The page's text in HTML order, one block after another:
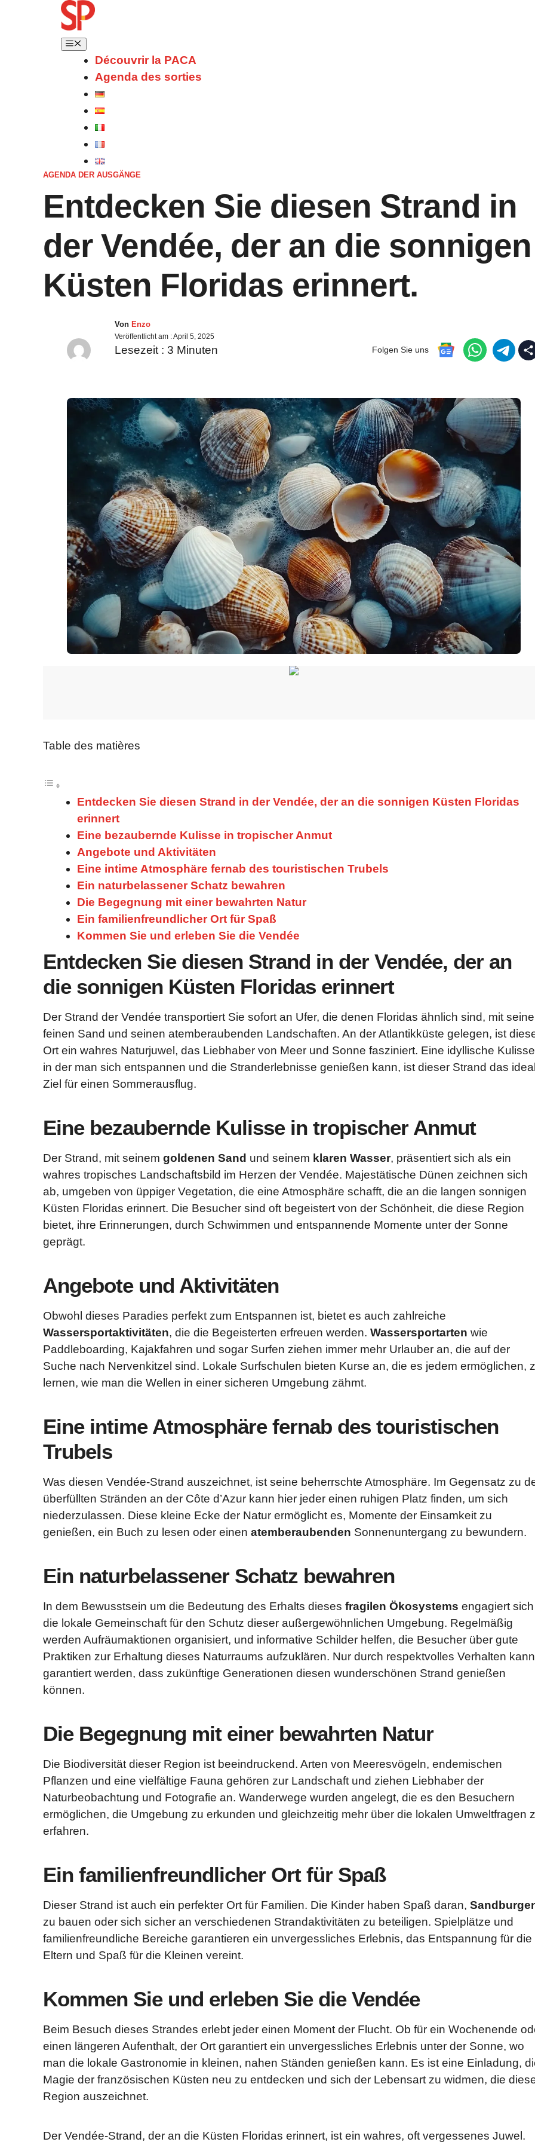
Découvrir la PACA
Agenda des sorties
AGENDA DER AUSGÄNGE
Entdecken Sie diesen Strand in
der Vendée, der an die sonnigen
Küsten Floridas erinnert.
Von Enzo
Veröffentlicht am :April 5, 2025
Lesezeit : 3 Minuten Folgen Sie uns
Table des matières
Entdecken Sie diesen Strand in der Vendée, der an die sonnigen Küsten Floridas
erinnert
Eine bezaubernde Kulisse in tropischer Anmut
Angebote und Aktivitäten
Eine intime Atmosphäre fernab des touristischen Trubels
Ein naturbelassener Schatz bewahren
Die Begegnung mit einer bewahrten Natur
Ein familienfreundlicher Ort für Spaß
Kommen Sie und erleben Sie die Vendée
Entdecken Sie diesen Strand in der Vendée, der an
die sonnigen Küsten Floridas erinnert
Der Strand der Vendée transportiert Sie sofort an Ufer, die denen Floridas ähnlich sind, mit
feinen Sand und seinen atemberaubenden Landschaften. An der Atlantikküste gelegen, ist
Ort ein wahres Naturjuwel, das Liebhaber von Meer und Sonne fasziniert. Eine idyllische
in der man sich entspannen und die Stranderlebnisse genießen kann, ist dieser Strand das
Ziel für einen Sommerausflug.
Eine bezaubernde Kulisse in tropischer Anmut
Der Strand, mit seinem goldenen Sand und seinem klaren Wasser, präsentiert sich als ein
wahres tropisches Landschaftsbild im Herzen der Vendée. Majestätische Dünen zeichnen sich
ab, umgeben von üppiger Vegetation, die eine Atmosphäre schafft, die an die langen sonnigen
Küsten Floridas erinnert. Die Besucher sind oft begeistert von der Schönheit, die diese Region
bietet, ihre Erinnerungen, durch Schwimmen und entspannende Momente unter der Sonne
geprägt.
Angebote und Aktivitäten
Obwohl dieses Paradies perfekt zum Entspannen ist, bietet es auch zahlreiche
Wassersportaktivitäten, die die Begeisterten erfreuen werden. Wassersportarten wie
Paddleboarding, Kajakfahren und sogar Surfen ziehen immer mehr Urlauber an, die auf der
Suche nach Nervenkitzel sind. Lokale Surfschulen bieten Kurse an, die es jedem ermöglichen,
lernen, wie man die Wellen in einer sicheren Umgebung zähmt.
Eine intime Atmosphäre fernab des touristischen
Trubels
Was diesen Vendée-Strand auszeichnet, ist seine beherrschte Atmosphäre. Im Gegensatz zu
überfüllten Stränden an der Côte d’Azur kann hier jeder einen ruhigen Platz finden, um sich
niederzulassen. Diese kleine Ecke der Natur ermöglicht es, Momente der Einsamkeit zu
genießen, ein Buch zu lesen oder einen atemberaubenden Sonnenuntergang zu bewundern.
Ein naturbelassener Schatz bewahren
In dem Bewusstsein um die Bedeutung des Erhalts dieses fragilen Ökosystems engagiert sich
die lokale Gemeinschaft für den Schutz dieser außergewöhnlichen Umgebung. Regelmäßig
werden Aufräumaktionen organisiert, und informative Schilder helfen, die Besucher über gute
Praktiken zur Erhaltung dieses Naturraums aufzuklären. Nur durch respektvolles Verhalten kann
garantiert werden, dass zukünftige Generationen diesen wunderschönen Strand genießen
können.
Die Begegnung mit einer bewahrten Natur
Die Biodiversität dieser Region ist beeindruckend. Arten von Meeresvögeln, endemischen
Pflanzen und eine vielfältige Fauna gehören zur Landschaft und ziehen Liebhaber der
Naturbeobachtung und Fotografie an. Wanderwege wurden angelegt, die es den Besuchern
ermöglichen, die Umgebung zu erkunden und gleichzeitig mehr über die lokalen Umweltfragen
erfahren.
Ein familienfreundlicher Ort für Spaß
Dieser Strand ist auch ein perfekter Ort für Familien. Die Kinder haben Spaß daran,
zu bauen oder sich sicher an verschiedenen Strandaktivitäten zu beteiligen. Spielplätze und
familienfreundliche Bereiche garantieren ein unvergessliches Erlebnis, das Entspannung für die
Eltern und Spaß für die Kleinen vereint.
Kommen Sie und erleben Sie die Vendée
Beim Besuch dieses Strandes erlebt jeder einen Moment der Flucht. Ob für ein Wochenende
einen längeren Aufenthalt, der Ort garantiert ein unvergessliches Erlebnis unter der Sonne, wo
man die lokale Gastronomie in kleinen, nahen Ständen genießen kann. Es ist eine Einladung,
Magie der französischen Küsten neu zu entdecken und sich der Lebensart zu widmen, die
Region auszeichnet.
Der Vendée-Strand, der an die Küsten Floridas erinnert, ist ein wahres, oft vergessenes Juwel.